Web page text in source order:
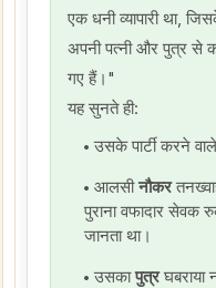
एक धनी व्यापारी था,
अपनी पत्नी और पुत्र से
गए हैं।"
यह सुनते ही:
उसके पार्टी करने
आलसीनौकर
पुराना वफादार सेवक
जानता था।
उसकापुत्रघबराया